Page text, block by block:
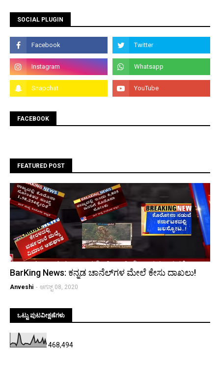
SOCIAL PLUGIN
FACEBOOK
FEATURED POST
BarKing News: ಕನ್ನಡ ಚಾನೆಲ್‌ಗಳ ಮೇಲೆ ಕೇಸು ದಾಖಲು!
Anveshi - ಆಗಸ್ಟ್ 08, 2020
ಒಟ್ಟು ಪುಟವೀಕ್ಷಣೆಗಳು
468,494